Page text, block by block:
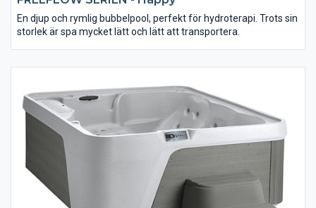
En djup och rymlig bubbelpool, perfekt för hydroterapi. Trots sin
storlek är spa mycket lätt och lätt att transportera.